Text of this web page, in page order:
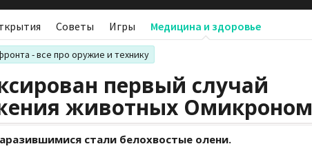
Советы Игры Медицина и здоровье
- все про оружие и технику
первый случай
животных Омикроном
стали белохвостые олени.